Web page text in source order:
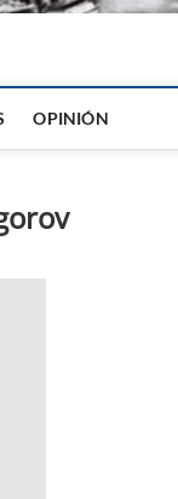
OPINIÓN